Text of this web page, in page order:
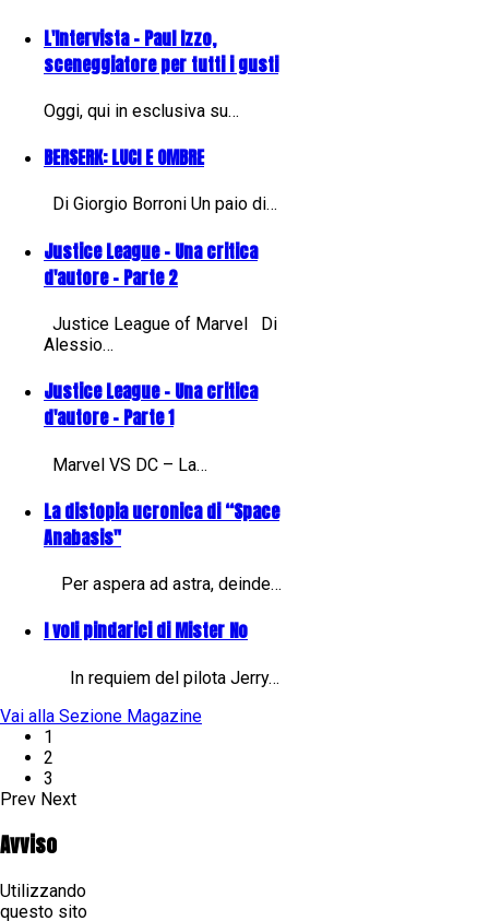
L'Intervista - Paul Izzo,
sceneggiatore per tutti i gusti
Oggi, qui in esclusiva su…
BERSERK: LUCI E OMBRE
Di Giorgio Borroni Un paio di…
Justice League - Una critica
d'autore - Parte 2
Justice League of Marvel Di
Alessio…
Justice League - Una critica
d'autore - Parte 1
Marvel VS DC – La…
La distopia ucronica di “Space
Anabasis"
Per aspera ad astra, deinde…
I voli pindarici di Mister No
In requiem del pilota Jerry…
Vai alla Sezione Magazine
1
2
3
Prev Next
Avviso
Utilizzando
questo sito